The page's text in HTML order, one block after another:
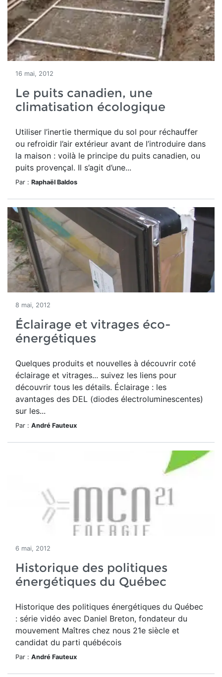
16 mai, 2012
Le puits canadien, une
climatisation écologique
Utiliser l’inertie thermique du sol pour réchauffer
ou refroidir l’air extérieur avant de l’introduire dans
la maison : voilà le principe du puits canadien, ou
puits provençal. Il s’agit d’une...
Par : Raphaël Baldos
8 mai, 2012
Éclairage et vitrages éco-
énergétiques
Quelques produits et nouvelles à découvrir coté
éclairage et vitrages... suivez les liens pour
découvrir tous les détails. Éclairage : les
avantages des DEL (diodes électroluminescentes)
sur les...
Par : André Fauteux
6 mai, 2012
Historique des politiques
énergétiques du Québec
Historique des politiques énergétiques du Québec
: série vidéo avec Daniel Breton, fondateur du
mouvement Maîtres chez nous 21e siècle et
candidat du parti québécois
Par : André Fauteux